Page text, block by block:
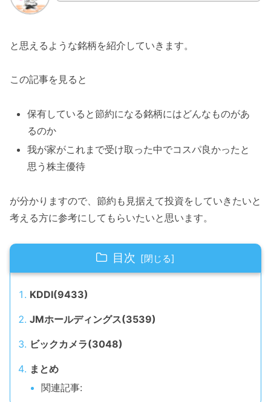
と思えるような銘柄を紹介していきます。
この記事を見ると
保有していると節約になる銘柄にはどんなものがあ
るのか
我が家がこれまで受け取った中でコスパ良かったと
思う株主優待
が分かりますので、節約も見据えて投資をしていきたいと
考える方に参考にしてもらいたいと思います。
目次
KDDI(9433)
JMホールディングス(3539)
ビックカメラ(3048)
まとめ
関連記事: